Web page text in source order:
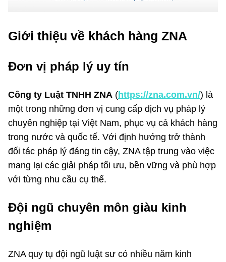
Giới thiệu về khách hàng ZNA
Đơn vị pháp lý uy tín
Công ty Luật TNHH ZNA (https://zna.com.vn/) là
một trong những đơn vị cung cấp dịch vụ pháp lý
chuyên nghiệp tại Việt Nam, phục vụ cả khách hàng
trong nước và quốc tế. Với định hướng trở thành
đối tác pháp lý đáng tin cậy, ZNA tập trung vào việc
mang lại các giải pháp tối ưu, bền vững và phù hợp
với từng nhu cầu cụ thể.
Đội ngũ chuyên môn giàu kinh
nghiệm
ZNA quy tụ đội ngũ luật sư có nhiều năm kinh